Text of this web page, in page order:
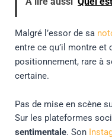
Malgré l’essor de sa
entre ce qu’il montre et
positionnement, rare à
certaine.
Pas de mise en scène
Sur les plateformes
sentimentale. Son